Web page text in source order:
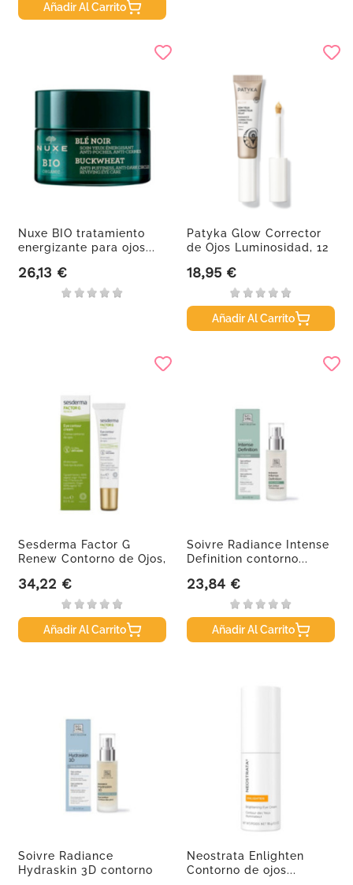
Añadir Al Carrito
Nuxe BIO tratamiento
energizante para ojos...
Precio
26,13 €
Patyka Glow Corrector
de Ojos Luminosidad, 12
Precio
18,95 €
Añadir Al Carrito
Sesderma Factor G
Renew Contorno de Ojos,
Precio
34,22 €
Añadir Al Carrito
Soivre Radiance Intense
Definition contorno...
Precio
23,84 €
Añadir Al Carrito
Soivre Radiance
Hydraskin 3D contorno
Neostrata Enlighten
Contorno de ojos...